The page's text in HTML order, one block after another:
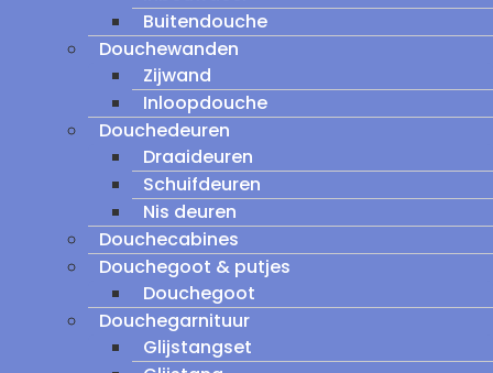
Buitendouche
Douchewanden
Zijwand
Inloopdouche
Douchedeuren
Draaideuren
Schuifdeuren
Nis deuren
Douchecabines
Douchegoot & putjes
Douchegoot
Douchegarnituur
Glijstangset